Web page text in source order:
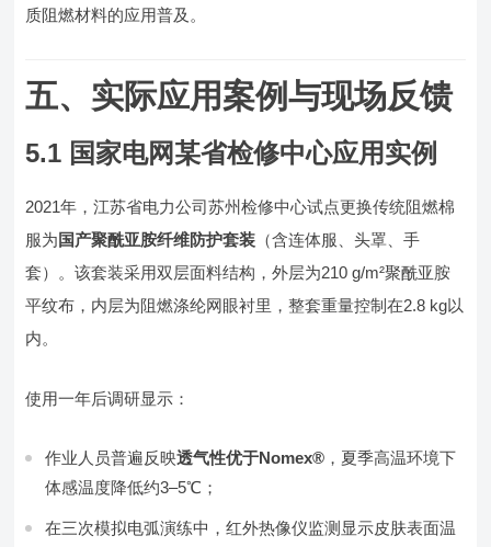
质阻燃材料的应用普及。
五、实际应用案例与现场反馈
5.1 国家电网某省检修中心应用实例
2021年，江苏省电力公司苏州检修中心试点更换传统阻燃棉
服为国产聚酰亚胺纤维防护套装 （含连体服、头罩、手
套）。该套装采用双层面料结构，外层为210 g/m²聚酰亚胺
平纹布，内层为阻燃涤纶网眼衬里，整套重量控制在2.8 kg以
内。
使用一年后调研显示：
作业人员普遍反映透气性优于Nomex® ，夏季高温环境下
体感温度降低约3–5℃；
在三次模拟电弧演练中，红外热像仪监测显示皮肤表面温